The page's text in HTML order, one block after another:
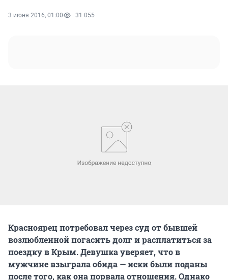
3 июня 2016, 01:00 31 055
Красноярец потребовал через суд от бывшей
возлюбленной погасить долг и расплатиться за
поездку в Крым. Девушка уверяет, что в
мужчине взыграла обида — иски были поданы
после того, как она порвала отношения. Однако